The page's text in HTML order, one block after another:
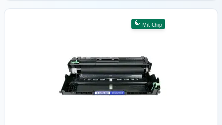
Mit Chip